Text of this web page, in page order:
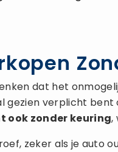
dat het
gezien verplicht bent
ook zonder keuring,
zeker als je auto